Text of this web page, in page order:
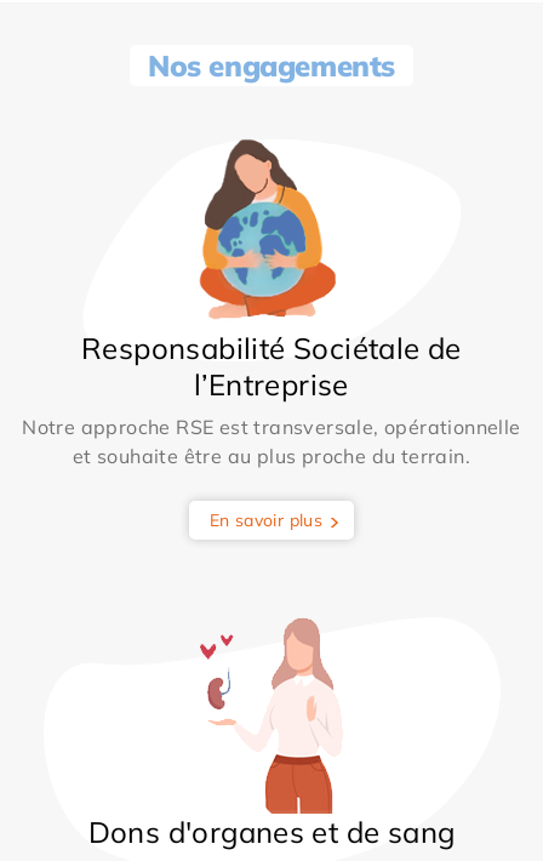
Nos engagements
Responsabilité Sociétale de
l’Entreprise
Notre approche RSE est transversale, opérationnelle
et souhaite être au plus proche du terrain.
En savoir plus
Dons d'organes et de sang